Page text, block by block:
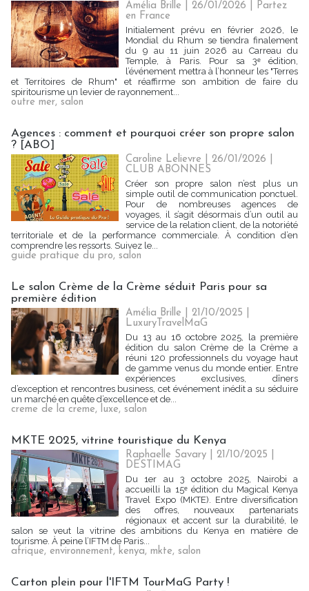
Amélia Brille | 26/01/2026
Partez
en France
Initialement prévu en février 2026, le
Mondial du Rhum se tiendra finalement
du 9 au 11 juin 2026 au Carreau du
Temple, à Paris. Pour sa 3ᵉ édition,
l’événement mettra à l’honneur les "Terres
et Territoires de Rhum" et réaffirme son ambition de faire du
spiritourisme un levier de rayonnement...
outre mer, salon
Agences : comment et pourquoi créer son propre salon
? [ABO]
Caroline Lelievre | 26/01/2026
CLUB ABONNES
Créer son propre salon n’est plus un
simple outil de communication ponctuel.
Pour de nombreuses agences de
voyages, il s’agit désormais d’un outil au
service de la relation client, de la notoriété
territoriale et de la performance commerciale. À condition d’en
comprendre les ressorts. Suivez le...
guide pratique du pro, salon
Le salon Crème de la Crème séduit Paris pour sa
première édition
Amélia Brille | 21/10/2025
LuxuryTravelMaG
Du 13 au 16 octobre 2025, la première
édition du salon Crème de la Crème a
réuni 120 professionnels du voyage haut
de gamme venus du monde entier. Entre
expériences exclusives, dîners
d’exception et rencontres business, cet événement inédit a su séduire
un marché en quête d’excellence et de...
creme de la creme, luxe, salon
MKTE 2025, vitrine touristique du Kenya
Raphaelle Savary | 21/10/2025
DESTIMAG
Du 1er au 3 octobre 2025, Nairobi a
accueilli la 15ᵉ édition du Magical Kenya
Travel Expo (MKTE). Entre diversification
des offres, nouveaux partenariats
régionaux et accent sur la durabilité, le
salon se veut la vitrine des ambitions du Kenya en matière de
tourisme. À peine l’IFTM de Paris...
afrique, environnement, kenya, mkte, salon
Carton plein pour l'IFTM TourMaG Party !